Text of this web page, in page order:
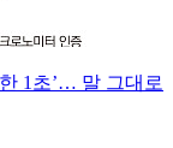
1초’… 말 그대로